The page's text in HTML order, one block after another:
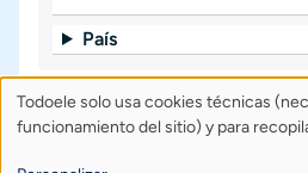
País
Sobre TodoeleÍndice Publica
Uso
Todoele solo usa cookies técnicas
funcionamiento del sitio) y para